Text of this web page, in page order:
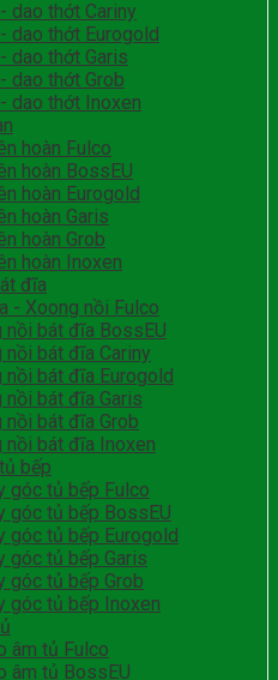
dao thớt Cariny
dao thớt Eurogold
dao thớt Garis
dao thớt Grob
dao thớt Inoxen
hoàn Fulco
hoàn BossEU
hoàn Eurogold
hoàn Garis
hoàn Grob
hoàn Inoxen
đĩa
- Xoong nồi Fulco
nồi bát đĩa BossEU
nồi bát đĩa Cariny
nồi bát đĩa Eurogold
nồi bát đĩa Garis
nồi bát đĩa Grob
nồi bát đĩa Inoxen
bếp
góc tủ bếp Fulco
góc tủ bếp BossEU
góc tủ bếp Eurogold
góc tủ bếp Garis
góc tủ bếp Grob
góc tủ bếp Inoxen
âm tủ Fulco
âm tủ BossEU